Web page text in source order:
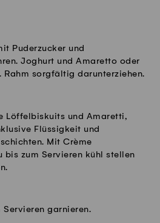
Puderzucker und
Joghurt und Amaretto oder
Rahm sorgfältig darunterziehen.
Löffelbiskuits und Amaretti,
Flüssigkeit und
Mit Crème
bis zum Servieren kühl stellen
garnieren.